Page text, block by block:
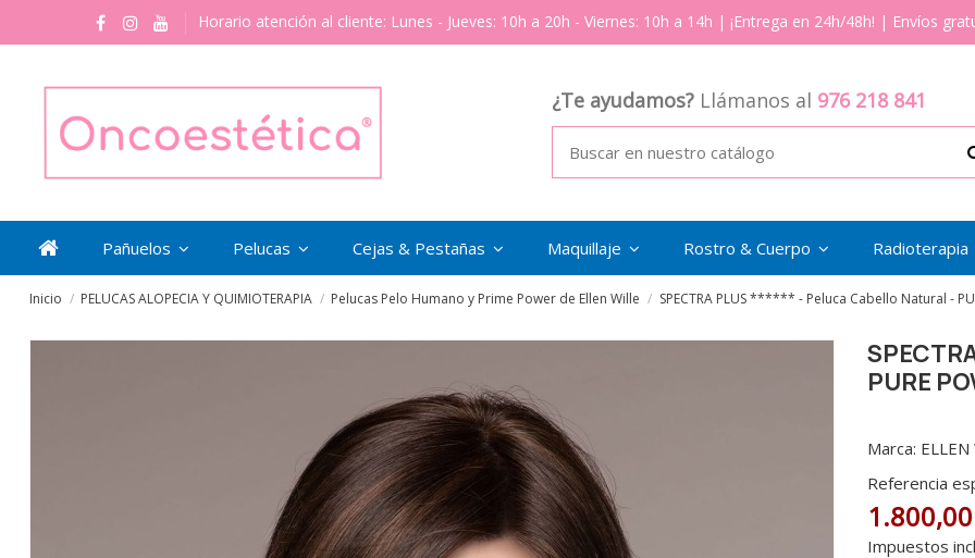
Horario atención al cliente: Lunes - Jueves: 10h a 20h - Viernes: 10h a 14h | ¡Entrega en 24h/48h! | Envíos
¿Te ayudamos? Llámanos al 976 218 841
Pañuelos Pelucas Cejas & Pestañas Maquillaje Rostro & Cuerpo Radioterapia
Inicio PELUCAS ALOPECIA Y QUIMIOTERAPIA Pelucas Pelo Humano y Prime Power de Ellen Wille SPECTRA PLUS ****** - Peluca Cabello Natural -
PURE
Marca: ELLEN
Referencia
Impuestos